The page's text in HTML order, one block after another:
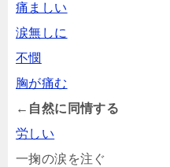
痛ましい
涙無しに
不憫
胸が痛む
←自然に同情する
労しい
一掬の涙を注ぐ